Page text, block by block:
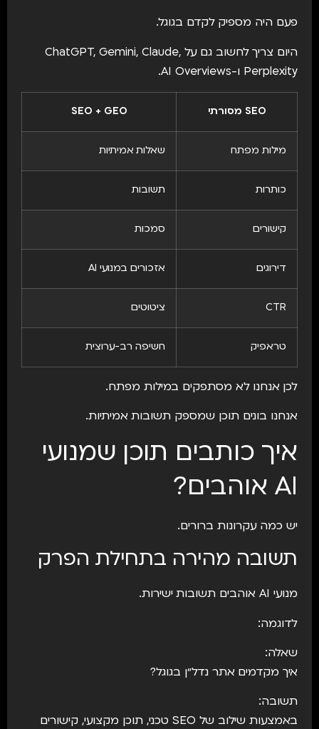
פעם היה מספיק לקדם בגוגל.
היום צריך לחשוב גם על ChatGPT, Gemini, Claude,
Perplexity ו-AI Overviews.
SEO מסורתי SEO + GEO
מילות מפתח שאלות אמיתיות
כותרות תשובות
קישורים סמכות
דירוגים אזכורים במנועי AI
CTR ציטוטים
טראפיק חשיפה רב-ערוצית
לכן אנחנו לא מסתפקים במילות מפתח.
אנחנו בונים תוכן שמספק תשובות אמיתיות.
איך כותבים תוכן שמנועי
AI אוהבים?
יש כמה עקרונות ברורים.
תשובה מהירה בתחילת הפרק
מנועי AI אוהבים תשובות ישירות.
לדוגמה:
שאלה:
איך מקדמים אתר נדל״ן בגוגל?
תשובה:
באמצעות שילוב של SEO טכני, תוכן מקצועי, קישורים